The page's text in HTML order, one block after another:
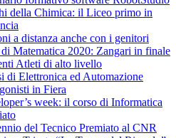
della Chimica: il Liceo primo in
a distanza anche con i genitori
Matematica 2020: Zangari in finale
Atleti di alto livello
di Elettronica ed Automazione
in Fiera
week: il corso di Informatica
del Tecnico Premiato al CNR